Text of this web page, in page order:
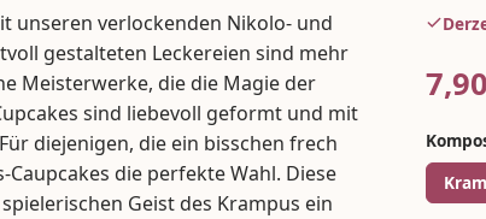
unseren verlockenden Nikolo- und
gestalteten Leckereien sind mehr
Meisterwerke, die die Magie der
sind liebevoll geformt und mit
diejenigen, die ein bisschen frech
die perfekte Wahl. Diese
Geist des Krampus ein
7,90